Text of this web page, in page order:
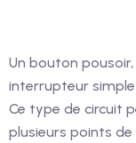
Un bouton pousoir,
interrupteur
Ce type de circuit
plusieurs points